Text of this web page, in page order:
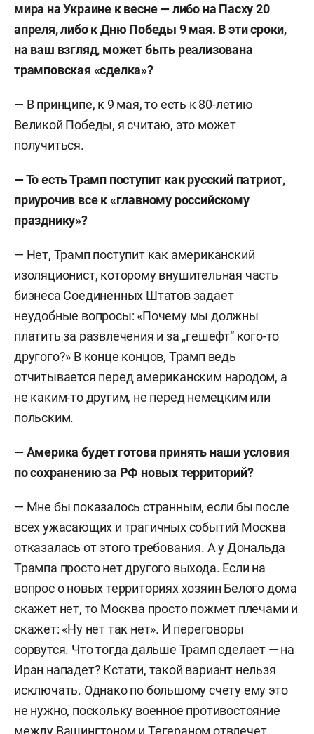
мира на Украине к весне — либо на Пасху 20
апреля, либо к Дню Победы 9 мая. В эти сроки,
на ваш взгляд, может быть реализована
трамповская «сделка»?
— В принципе, к 9 мая, то есть к 80-летию
Великой Победы, я считаю, это может
получиться.
— То есть Трамп поступит как русский патриот,
приурочив все к «главному российскому
празднику»?
— Нет, Трамп поступит как американский
изоляционист, которому внушительная часть
бизнеса Соединенных Штатов задает
неудобные вопросы: «Почему мы должны
платить за развлечения и за „гешефт“ кого-то
другого?» В конце концов, Трамп ведь
отчитывается перед американским народом, а
не каким-то другим, не перед немецким или
польским.
— Америка будет готова принять наши условия
по сохранению за РФ новых территорий?
— Мне бы показалось странным, если бы после
всех ужасающих и трагичных событий Москва
отказалась от этого требования. А у Дональда
Трампа просто нет другого выхода. Если на
вопрос о новых территориях хозяин Белого дома
скажет нет, то Москва просто пожмет плечами и
скажет: «Ну нет так нет». И переговоры
сорвутся. Что тогда дальше Трамп сделает — на
Иран нападет? Кстати, такой вариант нельзя
исключать. Однако по большому счету ему это
не нужно, поскольку военное противостояние
между Вашингтоном и Тегераном отвлечет